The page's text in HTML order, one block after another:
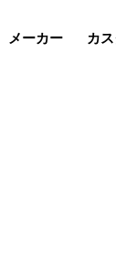
メーカー カ